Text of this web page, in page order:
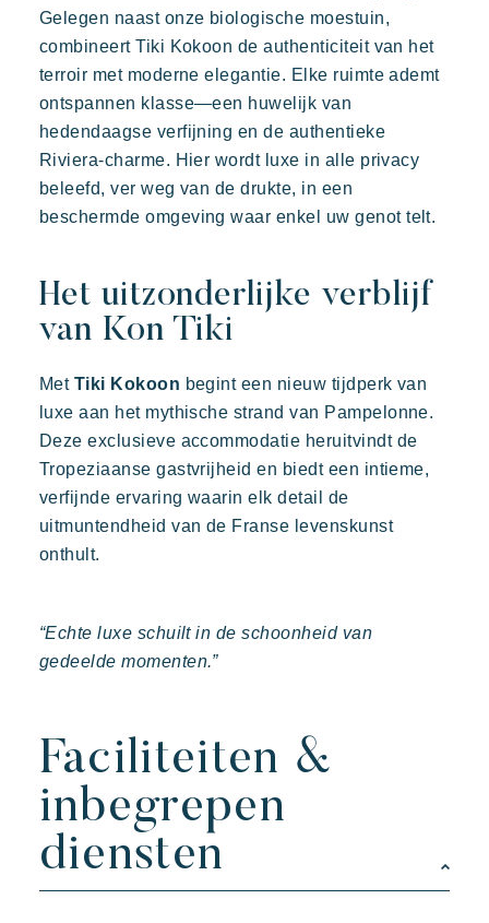
Prairies de la mer
Exotisch Vrolijk Onvergetelijk
Polynesisch geïnspireerde Lodges, een adembenemend
uitzicht op Saint Tropez, een uitzonderlijke locatie.
De kunst van gastvrijheid
De villages sfeer
Beleef de Riviera
Uw volgende vakantie
Actieve vakantie
Deel in familie
Riviera Villages applicatie
Neem contact met ons op
Boeken
Gelegen naast onze biologische moestuin,
combineert Tiki Kokoon de authenticiteit van het
terroir met moderne elegantie. Elke ruimte ademt
ontspannen klasse—een huwelijk van
hedendaagse verfijning en de authentieke
Riviera-charme. Hier wordt luxe in alle privacy
beleefd, ver weg van de drukte, in een
beschermde omgeving waar enkel uw genot telt.
Het uitzonderlijke verblijf
van Kon Tiki
Met Tiki Kokoon begint een nieuw tijdperk van
luxe aan het mythische strand van Pampelonne.
Deze exclusieve accommodatie heruitvindt de
Tropeziaanse gastvrijheid en biedt een intieme,
verfijnde ervaring waarin elk detail de
uitmuntendheid van de Franse levenskunst
onthult.
“Echte luxe schuilt in de schoonheid van
gedeelde momenten.”
Faciliteiten &
inbegrepen
diensten